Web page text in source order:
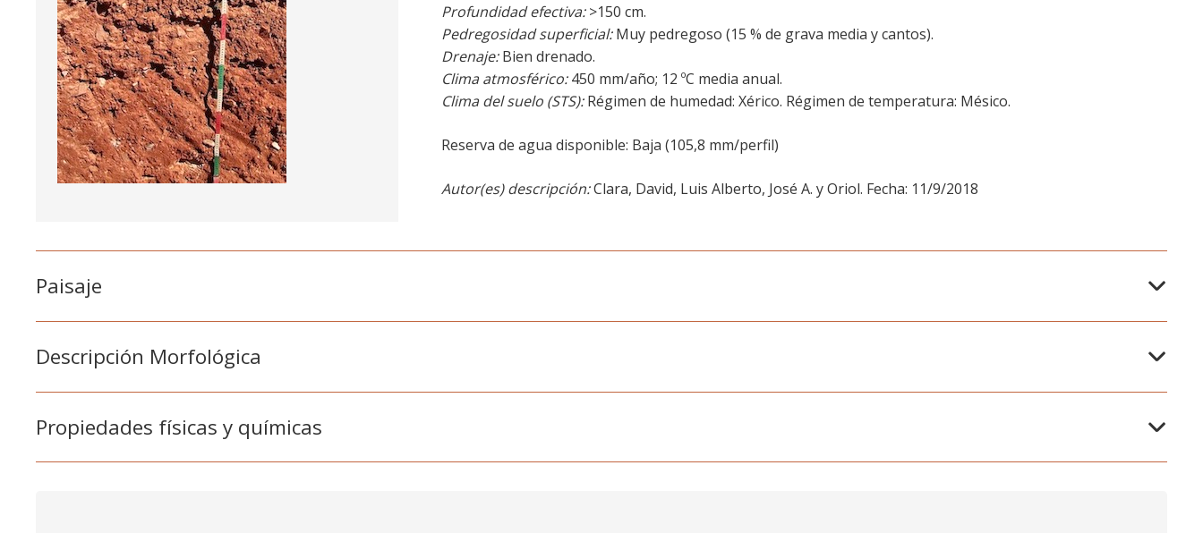
Profundidad efectiva:>150 cm.
Pedregosidad superficial:Muy pedregoso (15 % de grava media y cantos).
Drenaje:Bien drenado.
Clima atmosférico:450 mm/año; 12 ºC media anual.
Clima del suelo (STS):Régimen de humedad: Xérico. Régimen de temperatura: Mésico.
Reserva de agua disponible: Baja (105,8 mm/perfil)
Autor(es) descripción:Clara, David, Luis Alberto, José A. y Oriol. Fecha: 11/9/2018
Paisaje
Descripción Morfológica
Propiedades físicas y químicas